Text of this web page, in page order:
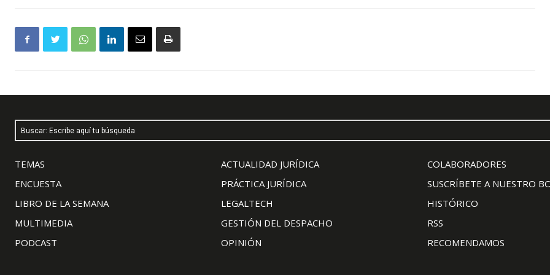
Buscar: Escribe aquí tu búsqueda
TEMAS
ENCUESTA
LIBRO DE LA SEMANA
MULTIMEDIA
PODCAST
ACTUALIDAD JURÍDICA
PRÁCTICA JURÍDICA
LEGALTECH
GESTIÓN DEL DESPACHO
OPINIÓN
COLABORADORES
SUSCRÍBETE A NUESTRO
HISTÓRICO
RSS
RECOMENDAMOS